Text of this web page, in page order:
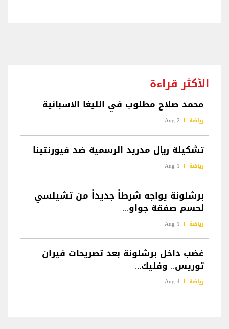
الأكثر قراءة
محمد صلاح مطلوب في الليغا الاسبانية
رياضة 2 Aug
تشكيلة ريال مدريد الرسمية ضد فيورنتينا
رياضة 1 Aug
برشلونة يواجه شرطاً جديداً من تشيلسي
لحسم صفقة جواو...
رياضة 1 Aug
غضب داخل برشلونة بعد تصريحات فيران
توريس.. وفليك...
رياضة 4 Aug